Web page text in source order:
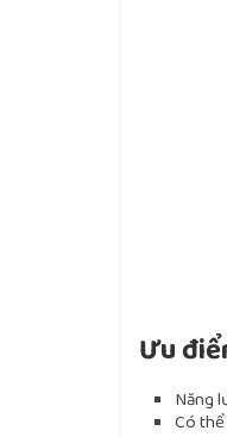
Ưu
Năng
Có